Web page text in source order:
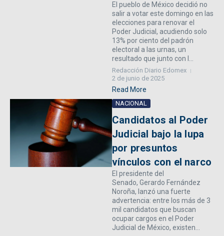
El pueblo de México decidió no
salir a votar este domingo en las
elecciones para renovar el
Poder Judicial, acudiendo solo
13% por ciento del padrón
electoral a las urnas, un
resultado que junto con l...
Redacción Diario Edomex
2 de junio de 2025
Read More
NACIONAL
Candidatos al Poder
Judicial bajo la lupa
por presuntos
vínculos con el narco
El presidente del
Senado, Gerardo Fernández
Noroña, lanzó una fuerte
advertencia: entre los más de 3
mil candidatos que buscan
ocupar cargos en el Poder
Judicial de México, existen...